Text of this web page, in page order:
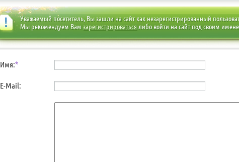
Уважаемый посетитель, Вы зашли на сайт как незарегистрированный
Мы рекомендуем Вам зарегистрироватьсялибо войти на сайт под своим
Имя:*
E-Mail: